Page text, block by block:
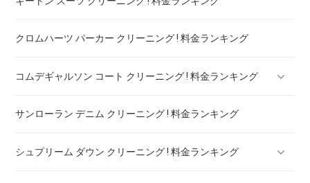
クロムハーツ パーカー クリーニング ! 料金ランキング
コムデギャルソン コート クリーニング ! 料金ランキング
コムデギャルソン シャツ クリーニング ! どこがいい
サンローラン デニム クリーニング ! 料金ランキング
シュプリーム ダウン クリーニング ! 料金ランキング